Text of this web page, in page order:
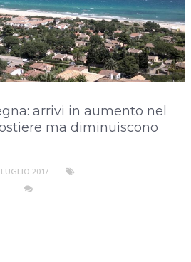
arrivi in aumento nel
ma diminuiscono
2017